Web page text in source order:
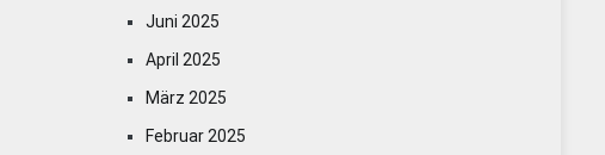
Juni 2025
April 2025
März 2025
Februar 2025